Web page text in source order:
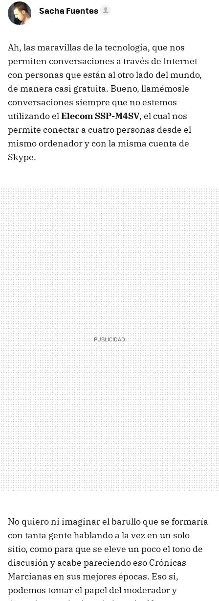
Sacha Fuentes
Ah, las maravillas de la tecnología, que nos
permiten conversaciones a través de Internet
con personas que están al otro lado del mundo,
de manera casi gratuita. Bueno, llamémosle
conversaciones siempre que no estemos
utilizando elElecom SSP-M4SV, el cual nos
permite conectar a cuatro personas desde el
mismo ordenador y con la misma cuenta de
Skype.
No quiero ni imaginar el barullo que se formaría
con tanta gente hablando a la vez en un solo
sitio, como para que se eleve un poco el tono de
discusión y acabe pareciendo eso Crónicas
Marcianas en sus mejores épocas. Eso si,
podemos tomar el papel del moderador y